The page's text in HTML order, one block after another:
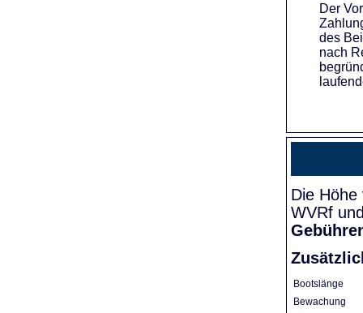
Der
des
nach
Die
WVRf
Bootslänge
Bewachung